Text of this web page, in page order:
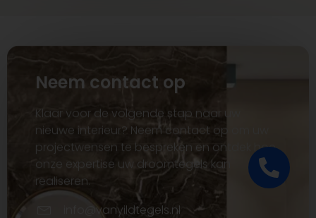
Neem contact op
Klaar voor de volgende stap naar uw
nieuwe interieur? Neem contact op om uw
projectwensen te bespreken en ontdek hoe
onze expertise uw droomtegels kan
realiseren.
info@vanyildtegels.nl